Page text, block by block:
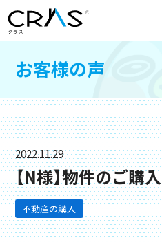
お客様の声
2022.11.29
【N様】物件のご購入
不動産の購入